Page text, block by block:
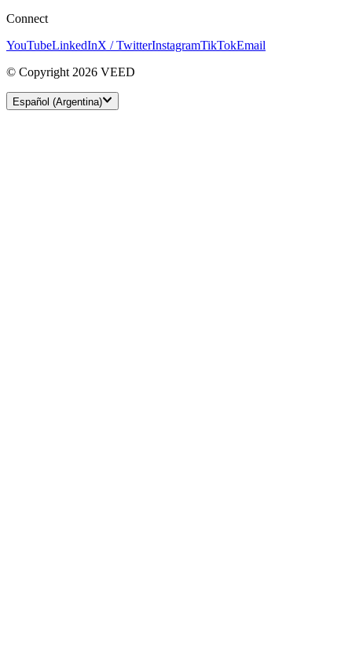
Connect
YouTubeLinkedInX / TwitterInstagramTikTokEmail
© Copyright 2026 VEED
Español (Argentina)